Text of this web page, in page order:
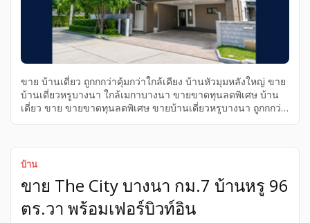
ขาย บ้านเดี่ยว ถูกกกว่าคุ้มกว่าใกล้เคียง บ้านหัวมุมหลังใหญ่ ขาย
บ้านเดี่ยวหรูบางนา ใกล้เมกาบางนา ขายขาดทุนลดพิเศษ บ้าน
เดี่ยว ขาย ขายขาดทุนลดพิเศษ ขายบ้านเดี่ยวหรูบางนา ถูกกกว่า
หรูบางนา ขายขาดทุน ลดพิเศษ ถูกกกว่า คุ้มกว่า ใกล้เคียง บ้าน
ขายขาดทุน ลดพิเศษ ถูกกกว่า คุ้มกว่า ใกล้เคียง บ้านหัวมุมหลัง
ใหญ่ ใกล้เมกาบางนา The City บางนา กม.7 พร้อมเฟอร์บิวท์อิน
ข้อมูลสำคัญของทรัพย์นี้ | Entity Summary**ขายขาดทุน ลด
บ้าน
ขาย The City บางนา กม.7 บ้านหรู 96
ตร.วา พร้อมเฟอร์บิวท์อิน